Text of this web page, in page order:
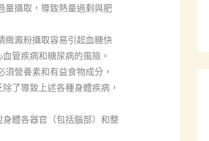
量攝取，導致熱量過剩與肥
緻澱粉攝取容易引起血糖快
管疾病和糖尿病的風險。
營養素和有益食物成分，
了導致上述各種身體疾病，
體各器官（包括腦部）和整